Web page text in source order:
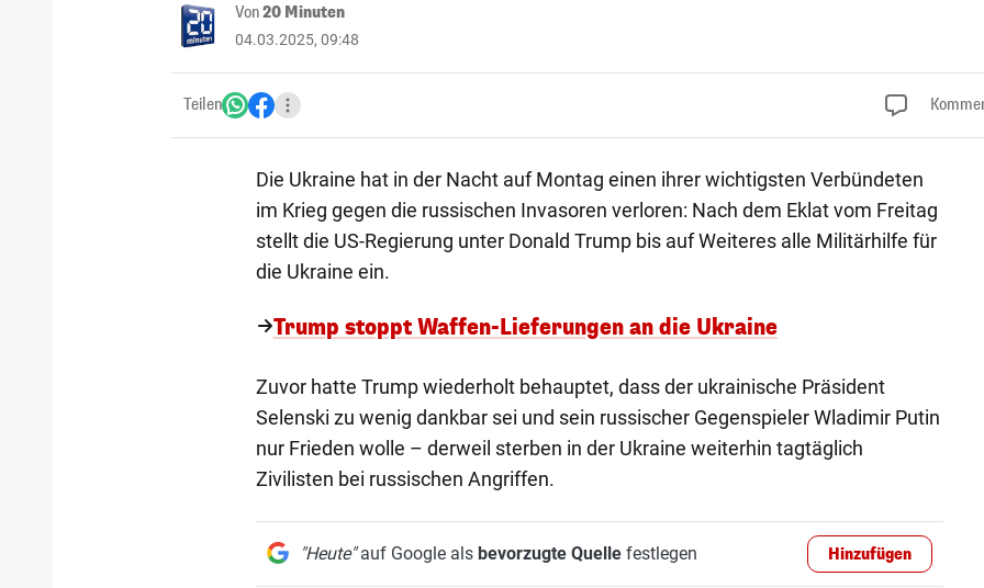
Von20 Minuten
04.03.2025, 09:48
Teilen
Die Ukraine hat in der Nacht auf Montag einen ihrer wichtigsten Verbündeten
im Krieg gegen die russischen Invasoren verloren: Nach dem Eklat vom Freitag
stellt die US-Regierung unter Donald Trump bis auf Weiteres alle Militärhilfe für
die Ukraine ein.
Trump stoppt Waffen-Lieferungen an die Ukraine
Zuvor hatte Trump wiederholt behauptet, dass der ukrainische Präsident
Selenski zu wenig dankbar sei und sein russischer Gegenspieler Wladimir Putin
nur Frieden wolle – derweil sterben in der Ukraine weiterhin tagtäglich
Zivilisten bei russischen Angriffen.
"Heute"auf Google als bevorzugte Quellefestlegen Hinzufügen